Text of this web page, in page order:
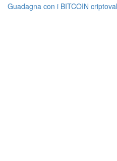
Guadagna con i BITCOIN